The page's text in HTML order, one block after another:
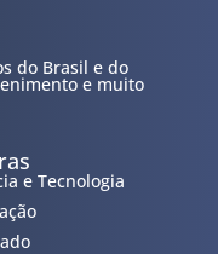
do Brasil e do
e muito
e Tecnologia